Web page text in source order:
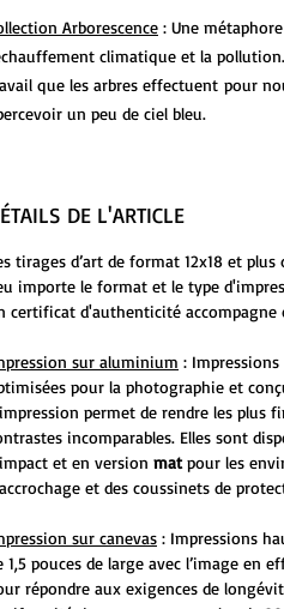
Arborescence : Une
climatique et la
que les arbres effectuent pour
un peu de ciel bleu.
DE L'ARTICLE
tirages d’art de format 12x18 et
importe le format et le type
certificat d'authenticité accompagne
sur aluminium :
pour la photographie et
permet de rendre les plus
incomparables. Elles sont
et en version mat pour les
et des coussinets de
sur canevas : Impressions
1,5 pouces de large avec l’image en
répondre aux exigences de